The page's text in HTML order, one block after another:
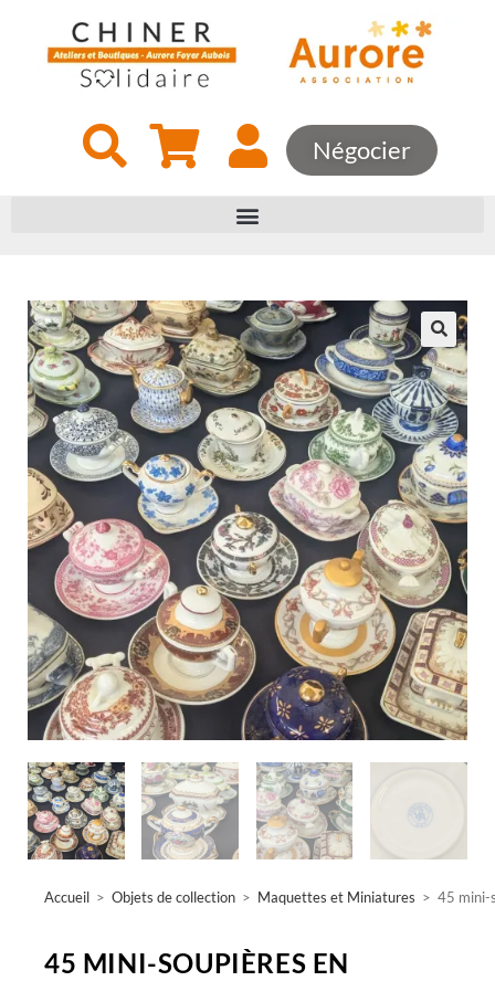
Négocier
Accueil > Objets de collection > Maquettes et Miniatures > 45 mini-
45 MINI-SOUPIÈRES EN